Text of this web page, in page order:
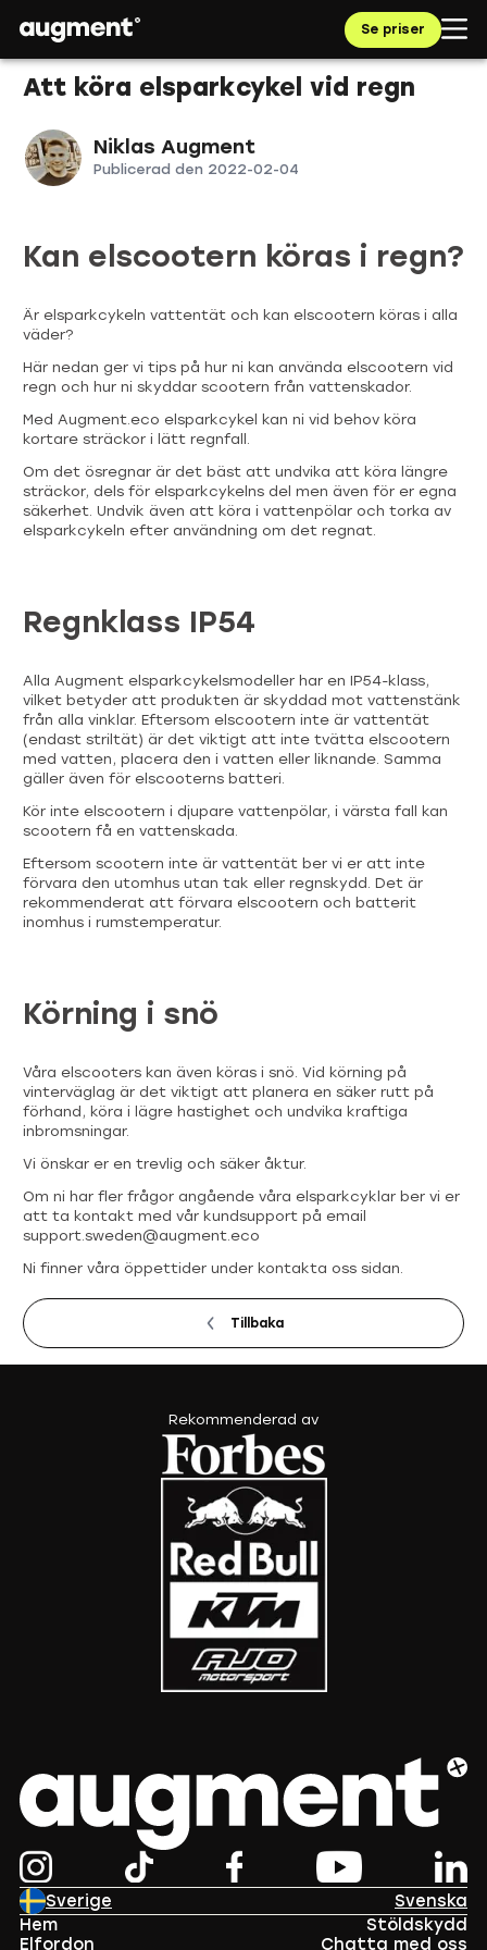
Se priser
Att köra elsparkcykel vid regn
Niklas Augment
Publicerad den 2022-02-04
Kan elscootern köras i regn?
Är elsparkcykeln vattentät och kan elscootern köras i alla
väder?
Här nedan ger vi tips på hur ni kan använda elscootern vid
regn och hur ni skyddar scootern från vattenskador.
Med Augment.eco elsparkcykel kan ni vid behov köra
kortare sträckor i lätt regnfall.
Om det ösregnar är det bäst att undvika att köra längre
sträckor, dels för elsparkcykelns del men även för er egna
säkerhet. Undvik även att köra i vattenpölar och torka av
elsparkcykeln efter användning om det regnat.
Regnklass IP54
Alla Augment elsparkcykelsmodeller har en IP54-klass,
vilket betyder att produkten är skyddad mot vattenstänk
från alla vinklar. Eftersom elscootern inte är vattentät
(endast striltät) är det viktigt att inte tvätta elscootern
med vatten, placera den i vatten eller liknande. Samma
gäller även för elscooterns batteri.
Kör inte elscootern i djupare vattenpölar, i värsta fall kan
scootern få en vattenskada.
Eftersom scootern inte är vattentät ber vi er att inte
förvara den utomhus utan tak eller regnskydd. Det är
rekommenderat att förvara elscootern och batterit
inomhus i rumstemperatur.
Körning i snö
Våra elscooters kan även köras i snö. Vid körning på
vinterväglag är det viktigt att planera en säker rutt på
förhand, köra i lägre hastighet och undvika kraftiga
inbromsningar.
Vi önskar er en trevlig och säker åktur.
Om ni har fler frågor angående våra elsparkcyklar ber vi er
att ta kontakt med vår kundsupport på email
support.sweden@augment.eco
Ni finner våra öppettider under kontakta oss sidan.
Tillbaka
Rekommenderad av
Sverige
Svenska
Hem
Elfordon
Stöldskydd
Chatta med oss